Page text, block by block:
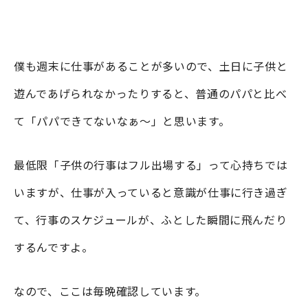
僕も週末に仕事があることが多いので、土日に子供と
遊んであげられなかったりすると、普通のパパと比べ
て「パパできてないなぁ～」と思います。
最低限「子供の行事はフル出場する」って心持ちでは
いますが、仕事が入っていると意識が仕事に行き過ぎ
て、行事のスケジュールが、ふとした瞬間に飛んだり
するんですよ。
なので、ここは毎晩確認しています。